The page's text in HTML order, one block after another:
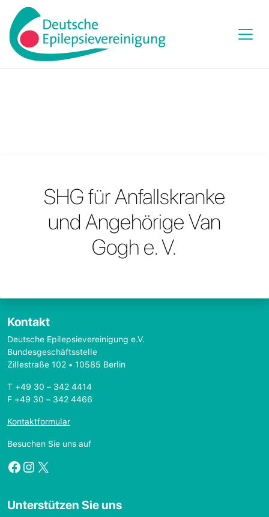
SHG für Anfallskranke
und Angehörige Van
Gogh e. V.
Kontakt
Deutsche Epilepsievereinigung e.V.
Bundesgeschäftsstelle
Zillestraße 102 • 10585 Berlin
T +49 30 – 342 4414
F +49 30 – 342 4466
Kontaktformular
Besuchen Sie uns auf
Facebook
Instagram
X
Unterstützen Sie uns